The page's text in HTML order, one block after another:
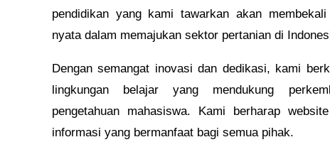
pendidikan yang kami tawarkan akan
nyata dalam memajukan sektor pertanian di
Dengan semangat inovasi dan dedikasi, kami
lingkungan belajar yang mendukung
pengetahuan mahasiswa. Kami berharap
informasi yang bermanfaat bagi semua pihak.